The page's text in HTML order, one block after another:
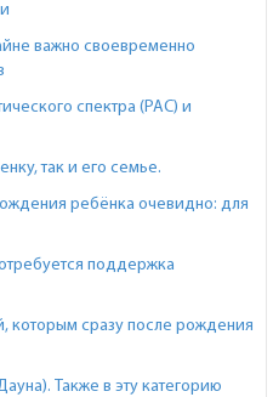
важно своевременно
спектра (РАС) и
так и его семье.
ребёнка очевидно: для
поддержка
которым сразу после рождения
Также в эту категорию